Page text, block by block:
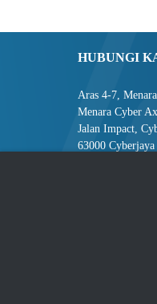
HUBUNGI
Aras 4-7,
Menara Cyber
Jalan Impact,
63000 Cyberjaya
Selangor,
Faks : +603-
E-mel :